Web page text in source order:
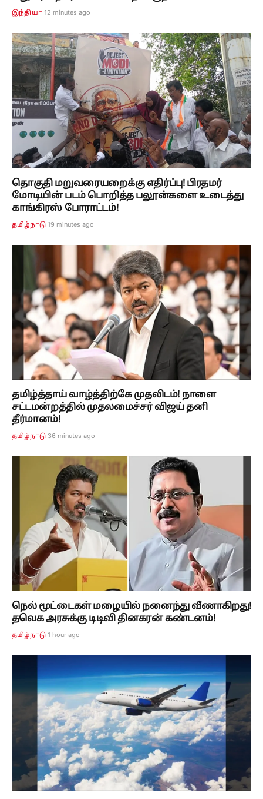
இந்தியா 12 minutes ago
தொகுதி மறுவரையறைக்கு எதிர்ப்பு! பிரதமர்
மோடியின் படம் பொறித்த பலூன்களை உடைத்து
காங்கிரஸ் போராட்டம்!
தமிழ்நாடு 19 minutes ago
தமிழ்த்தாய் வாழ்த்திற்கே முதலிடம்! நாளை
சட்டமன்றத்தில் முதலமைச்சர் விஜய் தனி
தீர்மானம்!
தமிழ்நாடு 36 minutes ago
நெல் மூட்டைகள் மழையில் நனைந்து வீணாகிறது!
தவெக அரசுக்கு டிடிவி தினகரன் கண்டனம்!
தமிழ்நாடு 1 hour ago